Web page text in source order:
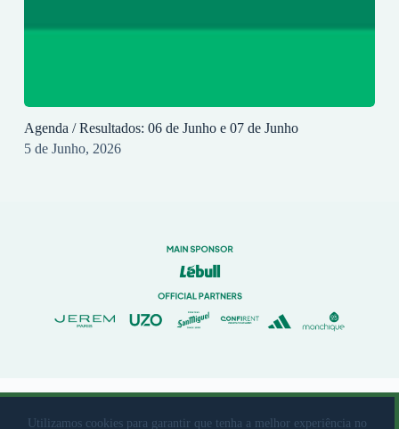
Utilizamos cookies para garantir que tenha a melhor experiência no
Agenda / Resultados: 06 de Junho e 07 de Junho
5 de Junho, 2026
© 2023 Rio Ave Futebol Clube Desenvolvido porbrandit